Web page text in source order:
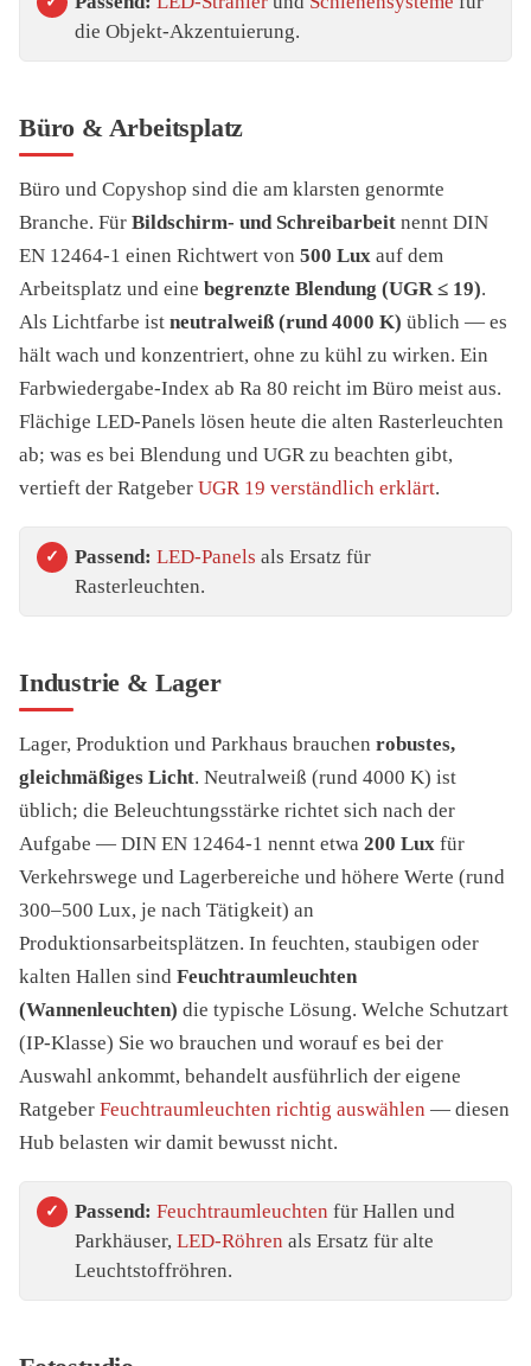
die Objekt-Akzentuierung.
Büro & Arbeitsplatz
Büro und Copyshop sind die am klarsten genormte
Branche. Für Bildschirm- und Schreibarbeit nennt DIN
EN 12464-1 einen Richtwert von 500 Lux auf dem
Arbeitsplatz und eine begrenzte Blendung (UGR ≤ 19).
Als Lichtfarbe ist neutralweiß (rund 4000 K) üblich — es
hält wach und konzentriert, ohne zu kühl zu wirken. Ein
Farbwiedergabe-Index ab Ra 80 reicht im Büro meist aus.
Flächige LED-Panels lösen heute die alten Rasterleuchten
ab; was es bei Blendung und UGR zu beachten gibt,
vertieft der Ratgeber UGR 19 verständlich erklärt.
Passend: LED-Panels als Ersatz für
Rasterleuchten.
Industrie & Lager
Lager, Produktion und Parkhaus brauchen robustes,
gleichmäßiges Licht. Neutralweiß (rund 4000 K) ist
üblich; die Beleuchtungsstärke richtet sich nach der
Aufgabe — DIN EN 12464-1 nennt etwa 200 Lux für
Verkehrswege und Lagerbereiche und höhere Werte (rund
300–500 Lux, je nach Tätigkeit) an
Produktionsarbeitsplätzen. In feuchten, staubigen oder
kalten Hallen sind Feuchtraumleuchten
(Wannenleuchten) die typische Lösung. Welche Schutzart
(IP-Klasse) Sie wo brauchen und worauf es bei der
Auswahl ankommt, behandelt ausführlich der eigene
Ratgeber Feuchtraumleuchten richtig auswählen — diesen
Hub belasten wir damit bewusst nicht.
Passend: Feuchtraumleuchten für Hallen und
Parkhäuser, LED-Röhren als Ersatz für alte
Leuchtstoffröhren.